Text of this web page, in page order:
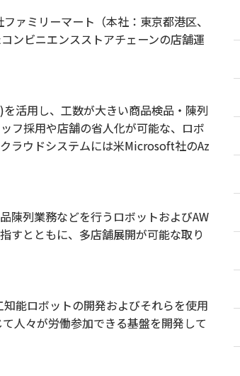
ァミリーマート（本社：東京都港区、
ンビニエンスストアチェーンの店舗運
活用し、工数が大きい商品検品・陳列
フ採用や店舗の省人化が可能な、ロボ
ラウドシステムには米Microsoft社のAz
陳列業務などを行うロボットおよびAW
すとともに、多店舗展開が可能な取り
能ロボットの開発およびそれらを使用
人々が労働参加できる基盤を開発して